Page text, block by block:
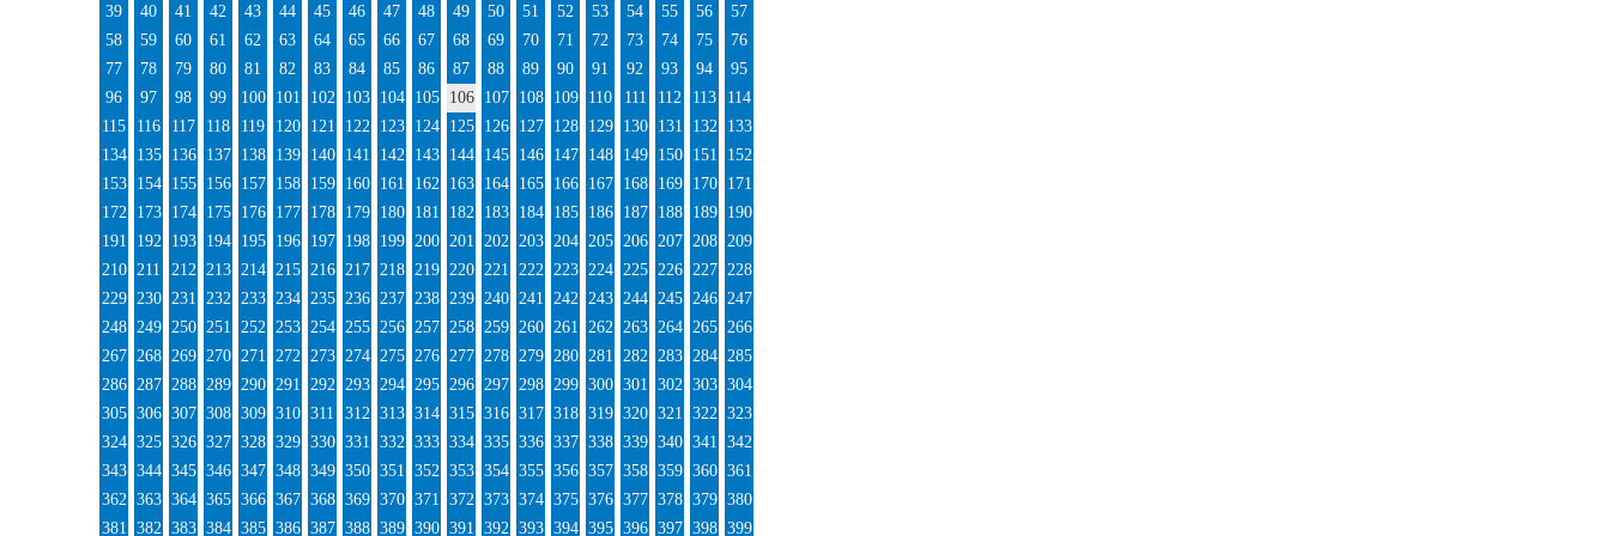
39
40 41 42 43 44 45 46 47 48 49 50 51 52 53 54 55 56
57
58
59 60 61 62 63 64 65 66 67 68 69 70 71 72 73 74 75
76
77
78 79 80 81 82 83 84 85 86 87 88 89 90 91 92 93 94
95
96
97 98 99 100 101 102 103 104 105 106 107 108 109 110 111 112 113
114
115
116 117 118 119 120 121 122 123 124 125 126 127 128 129 130 131 132
133
134
135 136 137 138 139 140 141 142 143 144 145 146 147 148 149 150 151
152
153
154 155 156 157 158 159 160 161 162 163 164 165 166 167 168 169 170
171
172
173 174 175 176 177 178 179 180 181 182 183 184 185 186 187 188 189
190
191
192 193 194 195 196 197 198 199 200 201 202 203 204 205 206 207 208 209
210 211 212 213 214 215 216 217 218 219 220 221 222 223 224 225 226 227 228
229 230 231 232 233 234 235 236 237 238 239 240 241 242 243 244 245 246 247
248 249 250 251 252 253 254 255 256 257 258 259 260 261 262 263 264 265 266
267 268 269 270 271 272 273 274 275 276 277 278 279 280 281 282 283 284 285
286 287 288 289 290 291 292 293 294 295 296 297 298 299 300 301 302 303 304
305 306 307 308 309 310 311 312 313 314 315 316 317 318 319 320 321 322 323
324 325 326 327 328 329 330 331 332 333 334 335 336 337 338 339 340 341 342
343 344 345 346 347 348 349 350 351 352 353 354 355 356 357 358 359 360 361
362 363 364 365 366 367 368 369 370 371 372 373 374 375 376 377 378 379 380
381 382 383 384 385 386 387 388 389 390 391 392 393 394 395 396 397 398 399